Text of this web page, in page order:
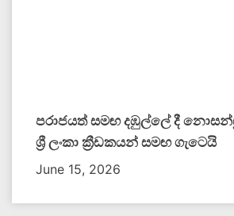
පරාජයත් සමඟ දඹුල්ලේ දී
ශ්‍රී ලංකා ක්‍රීඩකයන් සමඟ ගැටෙයි
June 15, 2026